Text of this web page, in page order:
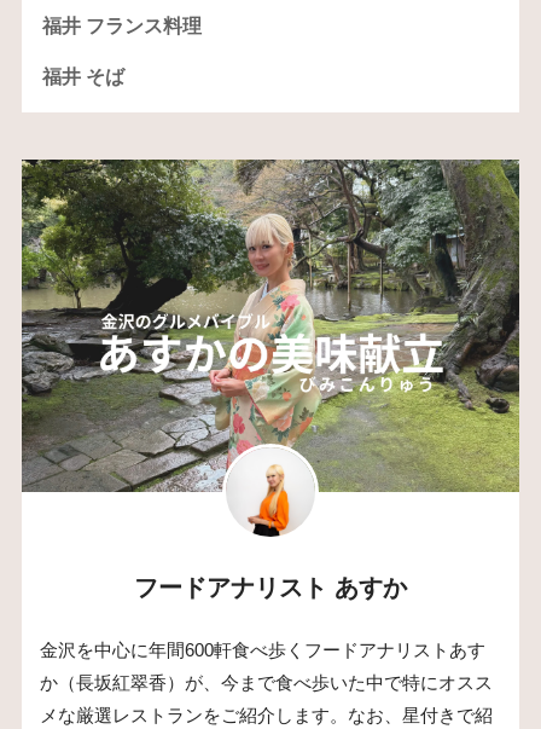
福井 フランス料理
福井 そば
フードアナリスト あすか
金沢を中心に年間600軒食べ歩くフードアナリストあす
か（長坂紅翠香）が、今まで食べ歩いた中で特にオスス
メな厳選レストランをご紹介します。なお、星付きで紹